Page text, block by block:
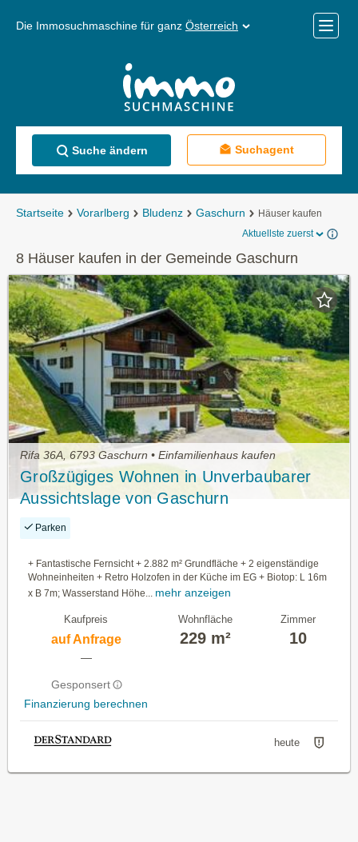
Die Immosuchmaschine für ganz Österreich
Menü
Suche ändern Suchagent
Startseite Vorarlberg Bludenz Gaschurn
Häuser kaufen
Aktuellste zuerst
8 Häuser kaufen in der Gemeinde Gaschurn
Rifa 36A, 6793 Gaschurn • Einfamilienhaus kaufen
Großzügiges Wohnen in Unverbaubarer
Aussichtslage von Gaschurn
Parken
+ Fantastische Fernsicht + 2.882 m² Grundfläche + 2 eigenständige
Wohneinheiten + Retro Holzofen in der Küche im EG + Biotop: L 16m
x B 7m; Wasserstand Höhe...
mehr anzeigen
Kaufpreis
auf Anfrage
—
Gesponsert
Finanzierung berechnen
Wohnfläche
229 m²
Zimmer
10
heute